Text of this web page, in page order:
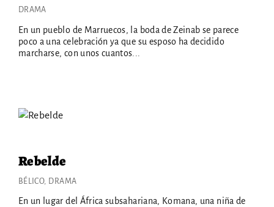
DRAMA
En un pueblo de Marruecos, la boda de Zeinab se parece
poco a una celebración ya que su esposo ha decidido
marcharse, con unos cuantos...
Rebelde
BÉLICO DRAMA
En un lugar del África subsahariana, Komana, una niña de